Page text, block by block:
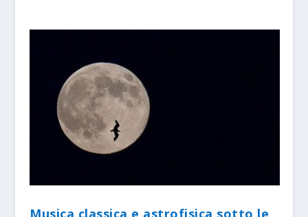
Musica classica e astrofisica sotto le